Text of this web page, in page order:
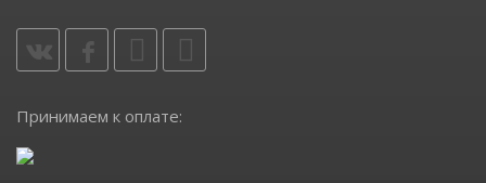
Принимаем к оплате: